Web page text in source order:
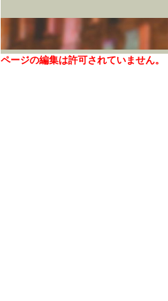
ページの編集は許可されていません。